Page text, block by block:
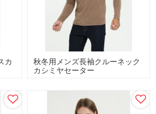
カ
秋冬用メンズ長袖クルーネック
カシミヤセーター